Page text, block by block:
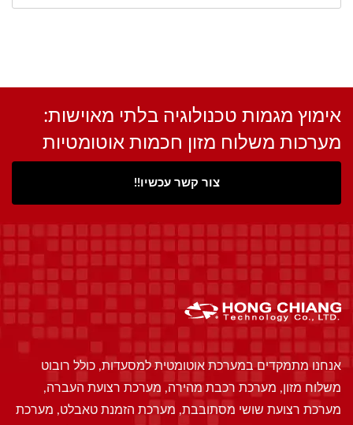
אימוץ מגמות טכנולוגיה בלתי מאוישות:
מערכות משלוח מזון חכמות אוטומטיות
צור קשר עכשיו!!
אנחנו מתמקדים במערכת אוטומטית למסעדות, כולל רובוט
משלוח מזון, מערכת רכבת מהירה, מערכת רצועת העברה,
מערכת רצועת שושי מסתובבת, מערכת הזמנת טאבלט, מערכת